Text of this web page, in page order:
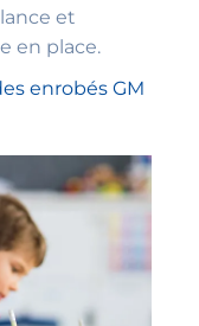
et
en place.
enrobés GM